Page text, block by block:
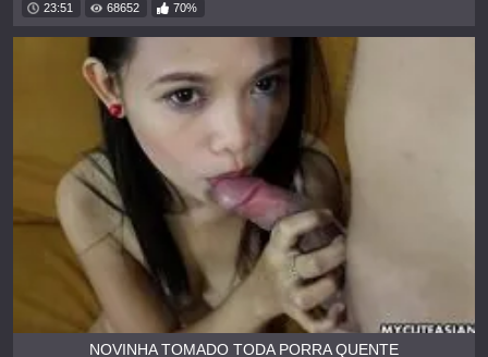
23:51 68652 70%
NOVINHA TOMADO TODA PORRA QUENTE